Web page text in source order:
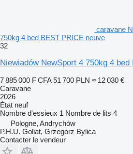
caravane
750kg 4 bed BEST PRICE neuve
32
Niewiadów NewSport 4 750kg 4 bed
7 885 000 F CFA 51 700 PLN ≈ 12 030 €
Caravane
2026
État neuf
Nombre d'essieux 1 Nombre de lits 4
Pologne, Andrychów
P.H.U. Goliat, Grzegorz Bylica
Contacter le vendeur